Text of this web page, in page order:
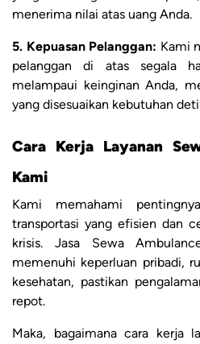
menerima nilai atas uang Anda.
5. Kepuasan Pelanggan: Kami
pelanggan di atas segala
melampaui keinginan Anda,
yang disesuaikan kebutuhan
Cara Kerja Layanan
Kami
Kami memahami
transportasi yang efisien dan
krisis. Jasa Sewa
memenuhi keperluan pribadi,
kesehatan, pastikan
repot.
Maka, bagaimana cara kerja